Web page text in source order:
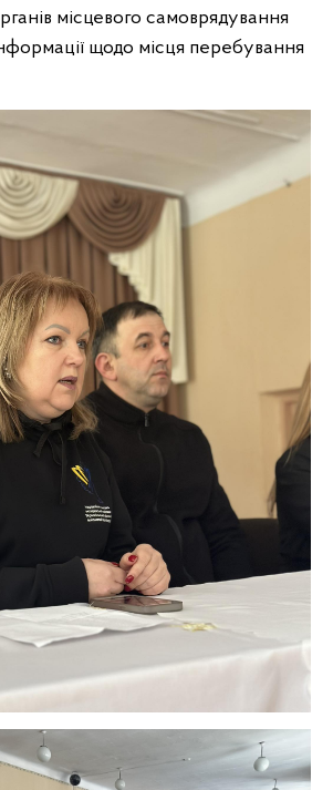
місцевого самоврядування
щодо місця перебування